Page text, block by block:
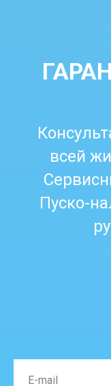
всей
Пуско-